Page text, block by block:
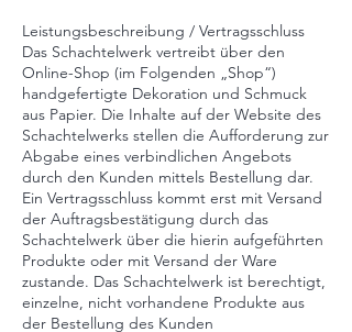
Leistungsbeschreibung / Vertragsschluss
Das Schachtelwerk vertreibt über den
Online-Shop (im Folgenden „Shop“)
handgefertigte Dekoration und Schmuck
aus Papier. Die Inhalte auf der Website des
Schachtelwerks stellen die Aufforderung zur
Abgabe eines verbindlichen Angebots
durch den Kunden mittels Bestellung dar.
Ein Vertragsschluss kommt erst mit Versand
der Auftragsbestätigung durch das
Schachtelwerk über die hierin aufgeführten
Produkte oder mit Versand der Ware
zustande. Das Schachtelwerk ist berechtigt,
einzelne, nicht vorhandene Produkte aus
der Bestellung des Kunden